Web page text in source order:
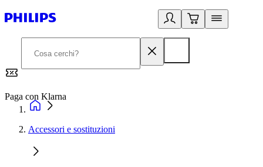
Paga con Klarna
Accessori e sostituzioni